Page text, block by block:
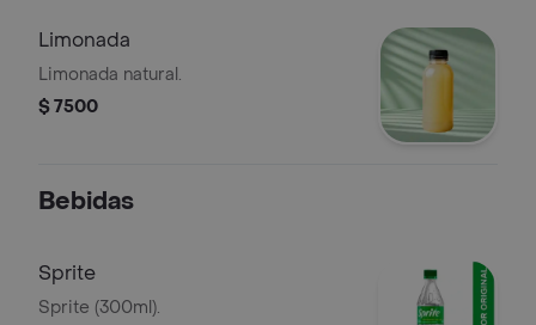
Limonada
Limonada natural.
$ 7500
Bebidas
Sprite
Sprite (300ml).